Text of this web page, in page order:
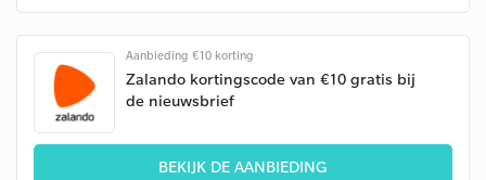
Aanbieding €10 korting
Zalando kortingscode van €10 gratis bij
de nieuwsbrief
BEKIJK DE AANBIEDING